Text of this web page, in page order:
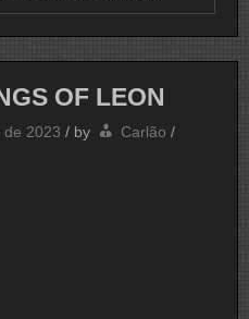
KINGS
LEON
OF LEON
de 2023 / by Carlão /